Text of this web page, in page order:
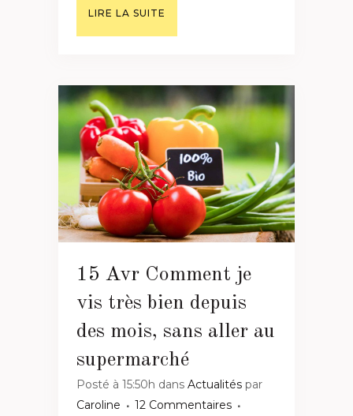
LIRE LA SUITE
15 Avr Comment je
vis très bien depuis
des mois, sans aller au
supermarché
Posté à 15:50h dans Actualités par
Caroline
12 Commentaires